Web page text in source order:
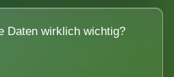
Daten wirklich wichtig?